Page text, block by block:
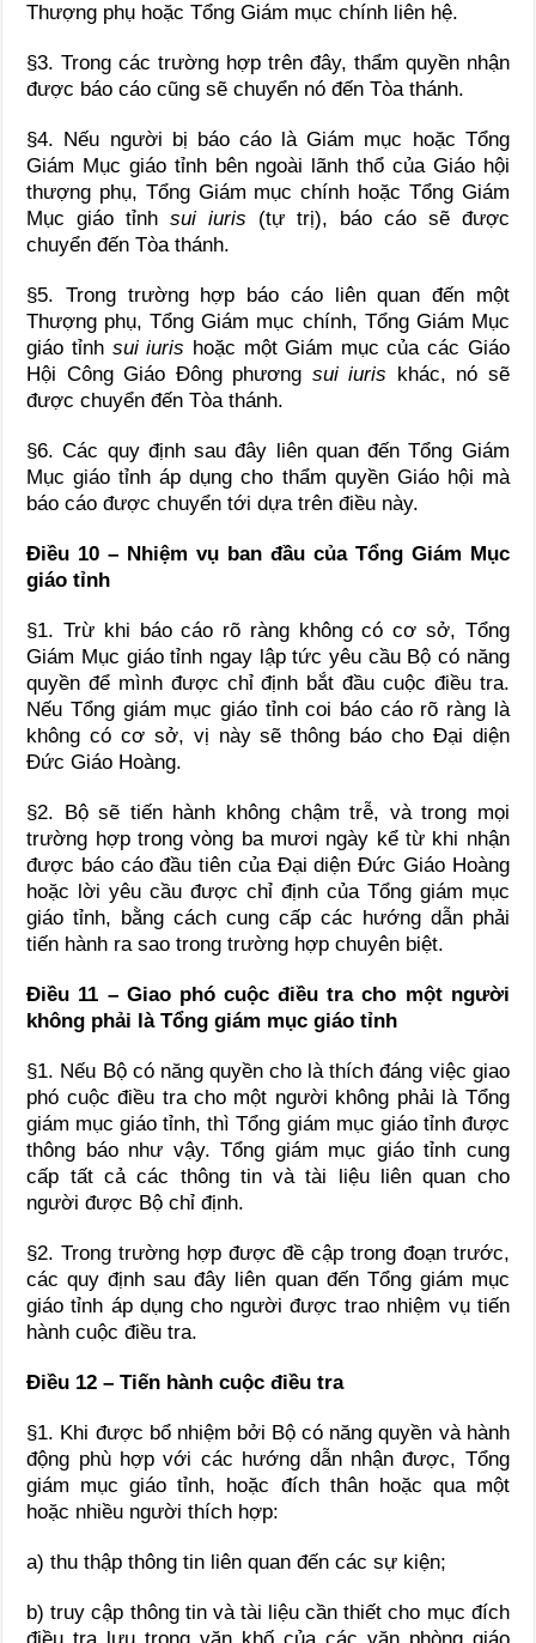
Thượng phụ hoặc Tổng Giám mục chính liên hệ.
§3. Trong các trường hợp trên đây, thẩm quyền nhận
được báo cáo cũng sẽ chuyển nó đến Tòa thánh.
§4. Nếu người bị báo cáo là Giám mục hoặc Tổng
Giám Mục giáo tỉnh bên ngoài lãnh thổ của Giáo hội
thượng phụ, Tổng Giám mục chính hoặc Tổng Giám
Mục giáo tỉnhsui iuris (tự trị), báo cáo sẽ được
chuyển đến Tòa thánh.
§5. Trong trường hợp báo cáo liên quan đến một
Thượng phụ, Tổng Giám mục chính, Tổng Giám Mục
giáo tỉnh sui iuris hoặc một Giám mục của các Giáo
Hội Công Giáo Đông phương sui iuris khác, nó sẽ
được chuyển đến Tòa thánh.
§6. Các quy định sau đây liên quan đến Tổng Giám
Mục giáo tỉnh áp dụng cho thẩm quyền Giáo hội mà
báo cáo được chuyển tới dựa trên điều này.
Điều 10 – Nhiệm vụ ban đầu của Tổng Giám Mục
giáo tỉnh
§1. Trừ khi báo cáo rõ ràng không có cơ sở, Tổng
Giám Mục giáo tỉnh ngay lập tức yêu cầu Bộ có năng
quyền để mình được chỉ định bắt đầu cuộc điều tra.
Nếu Tổng giám mục giáo tỉnh coi báo cáo rõ ràng là
không có cơ sở, vị này sẽ thông báo cho Đại diện
Đức Giáo Hoàng.
§2. Bộ sẽ tiến hành không chậm trễ, và trong mọi
trường hợp trong vòng ba mươi ngày kể từ khi nhận
được báo cáo đầu tiên của Đại diện Đức Giáo Hoàng
hoặc lời yêu cầu được chỉ định của Tổng giám mục
giáo tỉnh, bằng cách cung cấp các hướng dẫn phải
tiến hành ra sao trong trường hợp chuyên biệt.
Điều 11 – Giao phó cuộc điều tra cho một người
không phải là Tổng giám mục giáo tỉnh
§1. Nếu Bộ có năng quyền cho là thích đáng việc giao
phó cuộc điều tra cho một người không phải là Tổng
giám mục giáo tỉnh, thì Tổng giám mục giáo tỉnh được
thông báo như vậy. Tổng giám mục giáo tỉnh cung
cấp tất cả các thông tin và tài liệu liên quan cho
người được Bộ chỉ định.
§2. Trong trường hợp được đề cập trong đoạn trước,
các quy định sau đây liên quan đến Tổng giám mục
giáo tỉnh áp dụng cho người được trao nhiệm vụ tiến
hành cuộc điều tra.
Điều 12 – Tiến hành cuộc điều tra
§1. Khi được bổ nhiệm bởi Bộ có năng quyền và hành
động phù hợp với các hướng dẫn nhận được, Tổng
giám mục giáo tỉnh, hoặc đích thân hoặc qua một
hoặc nhiều người thích hợp:
a) thu thập thông tin liên quan đến các sự kiện;
b) truy cập thông tin và tài liệu cần thiết cho mục đích